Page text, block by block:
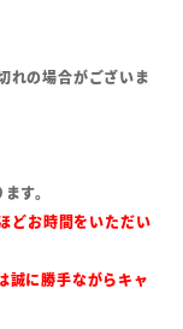
れの場合がございま
す。
どお時間をいただい
誠に勝手ながらキャ